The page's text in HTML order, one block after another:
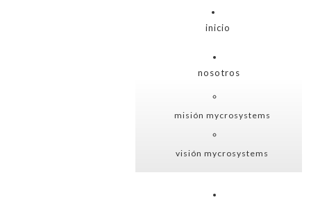
inicio
nosotros
misión mycrosystems
visión mycrosystems